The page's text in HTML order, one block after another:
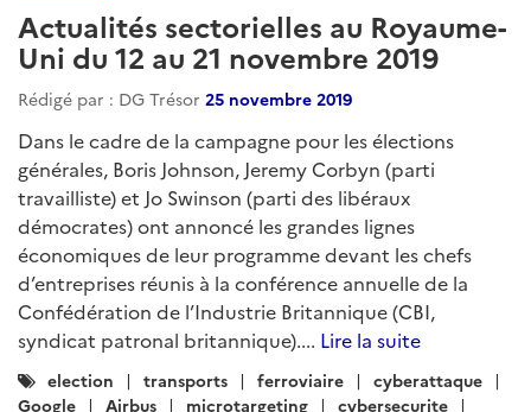
Actualités sectorielles au Royaume-
Uni du 12 au 21 novembre 2019
Rédigé par : DG Trésor 25 novembre 2019
Dans le cadre de la campagne pour les élections
générales, Boris Johnson, Jeremy Corbyn (parti
travailliste) et Jo Swinson (parti des libéraux
démocrates) ont annoncé les grandes lignes
économiques de leur programme devant les chefs
d’entreprises réunis à la conférence annuelle de la
Confédération de l’Industrie Britannique (CBI,
syndicat patronal britannique).... Lire la suite
Catégories
:
election transports ferroviaire
cyberattaque
Google
Airbus microtargeting
cybersecurite